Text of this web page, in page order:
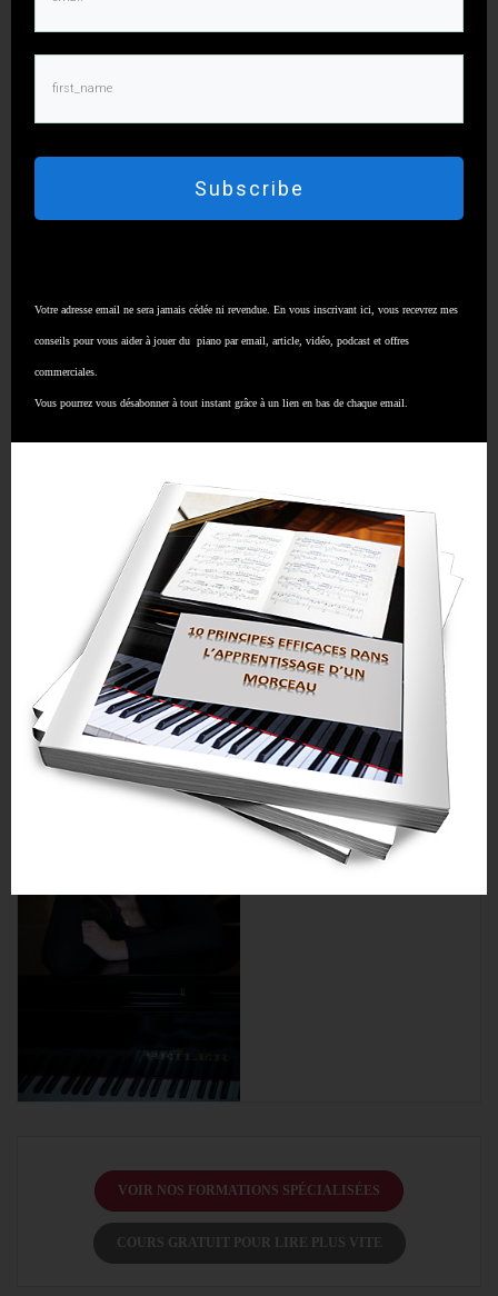
Les exercices techniques pour se préparer aux
aléas de la musique
1 juillet 2026
Les erreurs et confusions courantes sur le cycle
des quintes
Le cycle des quintes : outil Indispensable pour
les Musiciens
20 juin 2026
VOIR NOS FORMATIONS SPÉCIALISÉES
COURS GRATUIT POUR LIRE PLUS VITE
Subscribe
Votre adresse email ne sera jamais cédée ni revendue. En vous inscrivant ici, vous recevrez mes
conseils pour vous aider à jouer du piano par email, article, vidéo, podcast et offres
commerciales.
Vous pourrez vous désabonner à tout instant grâce à un lien en bas de chaque email.